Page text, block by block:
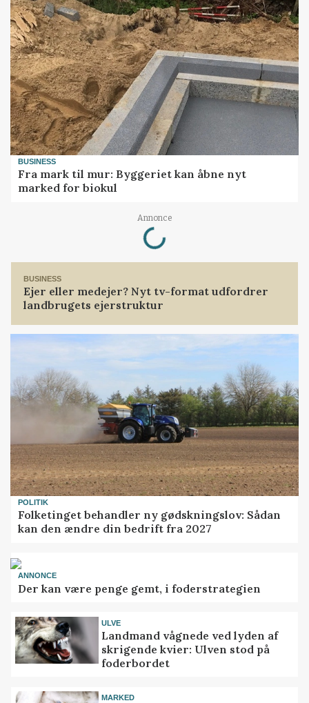
BUSINESS
Fra mark til mur: Byggeriet kan åbne nyt
marked for biokul
Annonce
Loading...
BUSINESS
Ejer eller medejer? Nyt tv-format udfordrer
landbrugets ejerstruktur
POLITIK
Folketinget behandler ny gødskningslov: Sådan
kan den ændre din bedrift fra 2027
ANNONCE
Der kan være penge gemt, i foderstrategien
ULVE
Landmand vågnede ved lyden af
skrigende kvier: Ulven stod på
foderbordet
MARKED